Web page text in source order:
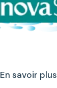
En savoir plus